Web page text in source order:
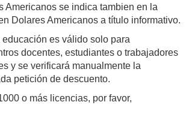
Americanos se indica tambien en la
Dolares Americanos a título informativo.
es válido solo para
docentes, estudiantes o trabajadores
y se verificará manualmente la
petición de descuento.
o más licencias, por favor,